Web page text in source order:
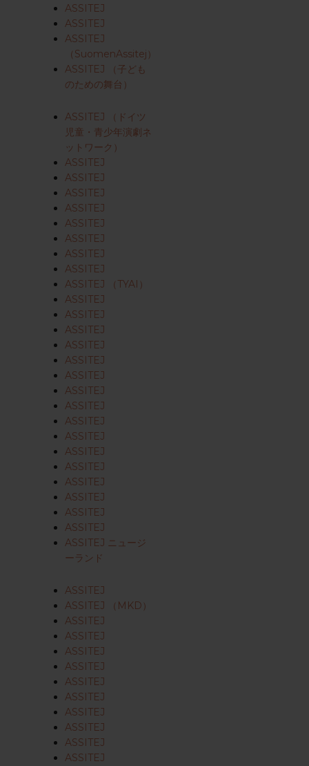
ASSITEJ
ASSITEJ
ASSITEJ
（SuomenAssitej）
ASSITEJ （子ども
のための舞台）
ASSITEJ （ドイツ
児童・青少年演劇ネ
ットワーク）
ASSITEJ
ASSITEJ
ASSITEJ
ASSITEJ
ASSITEJ
ASSITEJ
ASSITEJ
ASSITEJ
ASSITEJ （TYAI）
ASSITEJ
ASSITEJ
ASSITEJ
ASSITEJ
ASSITEJ
ASSITEJ
ASSITEJ
ASSITEJ
ASSITEJ
ASSITEJ
ASSITEJ
ASSITEJ
ASSITEJ
ASSITEJ
ASSITEJ
ASSITEJ
ASSITEJ ニュージ
ーランド
ASSITEJ
ASSITEJ （MKD）
ASSITEJ
ASSITEJ
ASSITEJ
ASSITEJ
ASSITEJ
ASSITEJ
ASSITEJ
ASSITEJ
ASSITEJ
ASSITEJ